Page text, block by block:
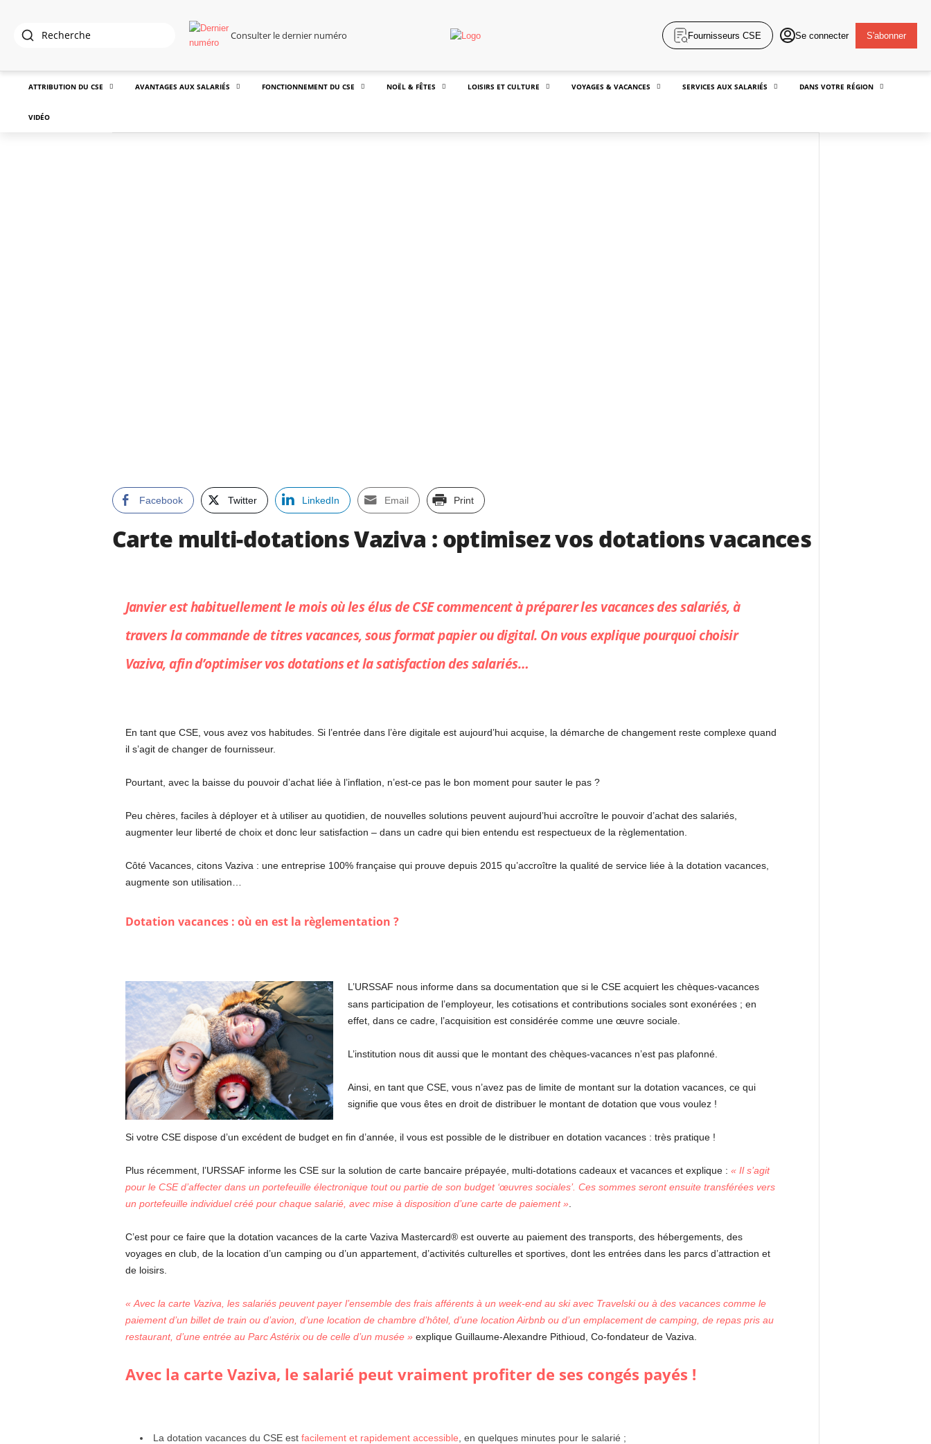
Consulter le dernier numéro Fournisseurs CSE Se connecter S'abonner
ATTRIBUTION DU CSE AVANTAGES AUX SALARIÉS FONCTIONNEMENT DU CSE NOËL & FÊTES LOISIRS ET CULTURE VOYAGES & VACANCES SERVICES AUX SALARIÉS DANS VOTRE RÉGION
VIDÉO
Facebook Twitter LinkedIn Email Print
Carte multi-dotations Vaziva : optimisez vos dotations vacances
Janvier est habituellement le mois où les élus de CSE commencent à préparer les vacances des salariés, à
travers la commande de titres vacances, sous format papier ou digital. On vous explique pourquoi choisir
Vaziva, afin d’optimiser vos dotations et la satisfaction des salariés…
En tant que CSE, vous avez vos habitudes. Si l’entrée dans l’ère digitale est aujourd’hui acquise, la démarche de changement reste complexe quand
il s’agit de changer de fournisseur.
Pourtant, avec la baisse du pouvoir d’achat liée à l’inflation, n’est-ce pas le bon moment pour sauter le pas ?
Peu chères, faciles à déployer et à utiliser au quotidien, de nouvelles solutions peuvent aujourd’hui accroître le pouvoir d’achat des salariés,
augmenter leur liberté de choix et donc leur satisfaction – dans un cadre qui bien entendu est respectueux de la règlementation.
Côté Vacances, citons Vaziva : une entreprise 100% française qui prouve depuis 2015 qu’accroître la qualité de service liée à la dotation vacances,
augmente son utilisation…
Dotation vacances : où en est la règlementation ?
L’URSSAF nous informe dans sa documentation que si le CSE acquiert les chèques-vacances
sans participation de l’employeur, les cotisations et contributions sociales sont exonérées ; en
effet, dans ce cadre, l’acquisition est considérée comme une œuvre sociale.
L’institution nous dit aussi que le montant des chèques-vacances n’est pas plafonné.
Ainsi, en tant que CSE, vous n’avez pas de limite de montant sur la dotation vacances, ce qui
signifie que vous êtes en droit de distribuer le montant de dotation que vous voulez !
Si votre CSE dispose d’un excédent de budget en fin d’année, il vous est possible de le distribuer en dotation vacances : très pratique !
Plus récemment, l’URSSAF informe les CSE sur la solution de carte bancaire prépayée, multi-dotations cadeaux et vacances et explique : « Il s’agit
pour le CSE d’affecter dans un portefeuille électronique tout ou partie de son budget ‘œuvres sociales’. Ces sommes seront ensuite transférées vers
un portefeuille individuel créé pour chaque salarié, avec mise à disposition d’une carte de paiement »
C’est pour ce faire que la dotation vacances de la carte Vaziva Mastercard® est ouverte au paiement des transports, des hébergements, des
voyages en club, de la location d’un camping ou d’un appartement, d’activités culturelles et sportives, dont les entrées dans les parcs d’attraction et
de loisirs.
« Avec la carte Vaziva, les salariés peuvent payer l’ensemble des frais afférents à un week-end au ski avec Travelski ou à des vacances comme le
paiement d’un billet de train ou d’avion, d’une location de chambre d’hôtel, d’une location Airbnb ou d’un emplacement de camping, de repas pris au
restaurant, d’une entrée au Parc Astérix ou de celle d’un musée » explique Guillaume-Alexandre Pithioud, Co-fondateur de Vaziva.
Avec la carte Vaziva, le salarié peut vraiment profiter de ses congés payés !
La dotation vacances du CSE est facilement et rapidement accessible , en quelques minutes pour le salarié ;